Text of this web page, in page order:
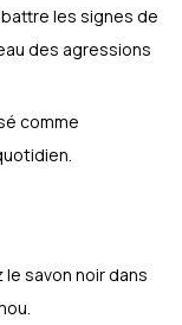
les signes de
des agressions
comme
savon noir dans